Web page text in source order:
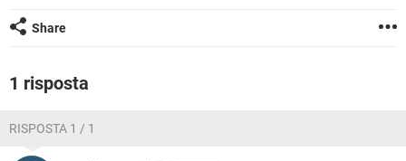
HARDWARE
Share
1 risposta
RISPOSTA 1 / 1